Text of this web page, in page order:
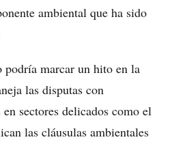
ambiental que ha sido
podría marcar un hito en la
las disputas con
sectores delicados como el
las cláusulas ambientales